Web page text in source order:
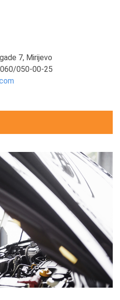
7, Mirijevo
050-00-25